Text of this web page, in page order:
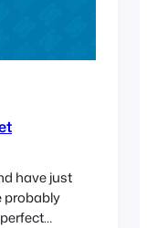
have just
probably